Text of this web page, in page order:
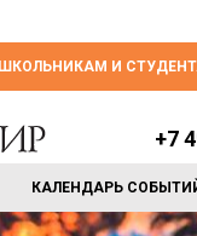
ШКОЛЬНИКАМ И
КАЛЕНДАРЬ
+7